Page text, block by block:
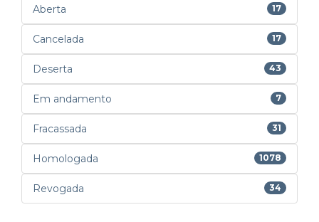
Aberta 17
Cancelada 17
Deserta 43
Em andamento 7
Fracassada 31
Homologada 1078
Revogada 34